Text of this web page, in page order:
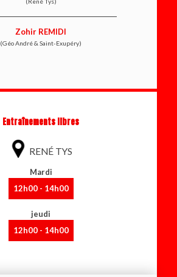
Zohir REMIDI
(Géo André & Saint-Exupéry)
Entraînements libres
RENÉ TYS
Mardi
12h00 - 14h00
jeudi
12h00 - 14h00